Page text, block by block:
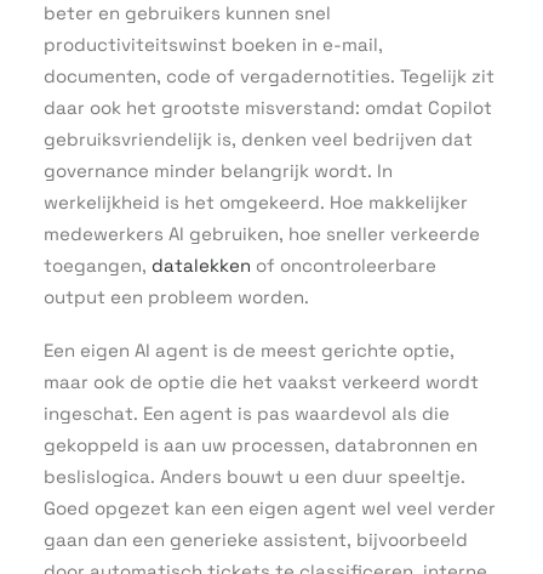
beter en gebruikers kunnen snel
productiviteitswinst boeken in e-mail,
documenten, code of vergadernotities. Tegelijk zit
daar ook het grootste misverstand: omdat Copilot
gebruiksvriendelijk is, denken veel bedrijven dat
governance minder belangrijk wordt. In
werkelijkheid is het omgekeerd. Hoe makkelijker
medewerkers AI gebruiken, hoe sneller verkeerde
toegangen, datalekken of oncontroleerbare
output een probleem worden.
Een eigen AI agent is de meest gerichte optie,
maar ook de optie die het vaakst verkeerd wordt
ingeschat. Een agent is pas waardevol als die
gekoppeld is aan uw processen, databronnen en
beslislogica. Anders bouwt u een duur speeltje.
Goed opgezet kan een eigen agent wel veel verder
gaan dan een generieke assistent, bijvoorbeeld